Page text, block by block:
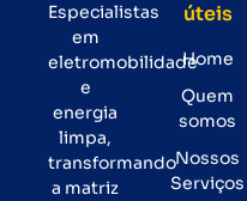
Especialistas
em
eletromobilidade
e
energia
limpa,
transformando
a matriz
úteis
Home
Quem
somos
Nossos
Serviços